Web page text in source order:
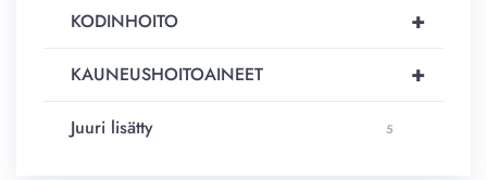
+
KODINHOITO
+
KAUNEUSHOITOAINEET
Juuri lisätty 5